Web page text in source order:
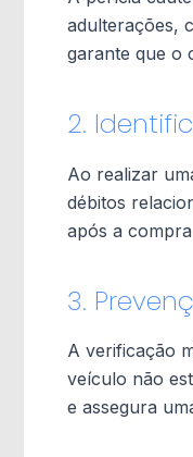
adulterações,
garante que o
2.
Ao realizar
débitos
após a
3.
A verificação
veículo não
e assegura